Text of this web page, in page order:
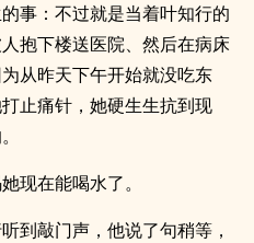
事：不过就是当着叶知行的
抱下楼送医院、然后在病床
从昨天下午开始就没吃东
止痛针，她硬生生抗到现
现在能喝水了。
到敲门声，他说了句稍等，